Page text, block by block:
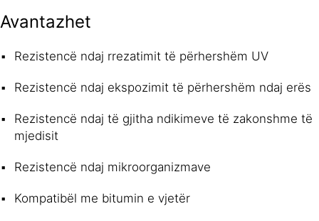
Avantazhet
Rezistencë ndaj rrezatimit të përhershëm UV
Rezistencë ndaj ekspozimit të përhershëm ndaj erës
Rezistencë ndaj të gjitha ndikimeve të zakonshme të
mjedisit
Rezistencë ndaj mikroorganizmave
Kompatibël me bitumin e vjetër